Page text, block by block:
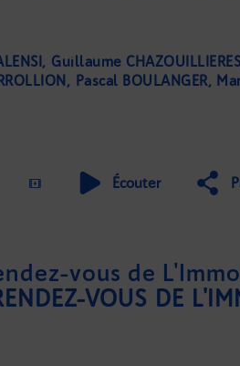
Guillaume CHAZOUILLIERES
Pascal BOULANGER
Écouter
vous de